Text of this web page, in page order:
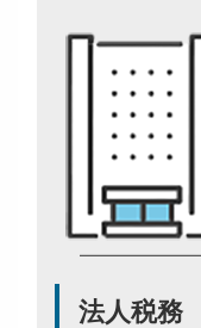
法人税務